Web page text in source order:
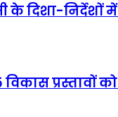
के दिशा-
विकास